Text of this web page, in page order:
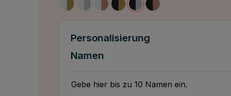
Weiß/Gold
Weiß/Silber
Weiß/Bronze
Schwarz/Gold
Schwarz/Silber
Schwarz/Bronze
Personalisierung
Namen
Gebe hier bis zu 10 Namen ein.